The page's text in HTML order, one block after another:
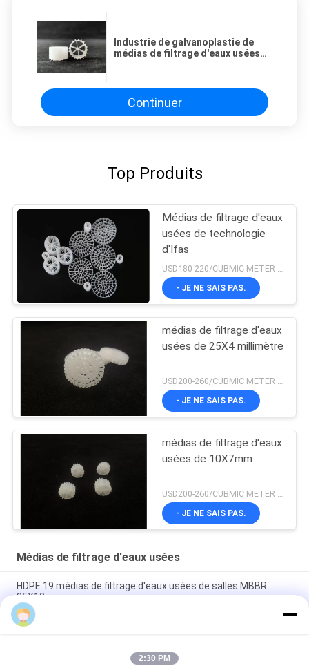
Industrie de galvanoplastie de
médias de filtrage d'eaux usées
Continuer
Top Produits
Médias de filtrage d'eaux
usées de technologie
d'Ifas
USD180-220/CUBMIC METER MOQ:1CubmicMeter
- JE NE SAIS PAS.
médias de filtrage d'eaux
usées de 25X4 millimètre
- JE NE SAIS PAS.
médias de filtrage d'eaux
usées de 10X7mm
- JE NE SAIS PAS.
Médias de filtrage d'eaux usées
HDPE 19 médias de filtrage d'eaux usées de salles MBBR
25X10mm
1000 médias M2/M3 en plastique pour de traitement des eaux
résiduaires l'équipement FLB
2:30 PM